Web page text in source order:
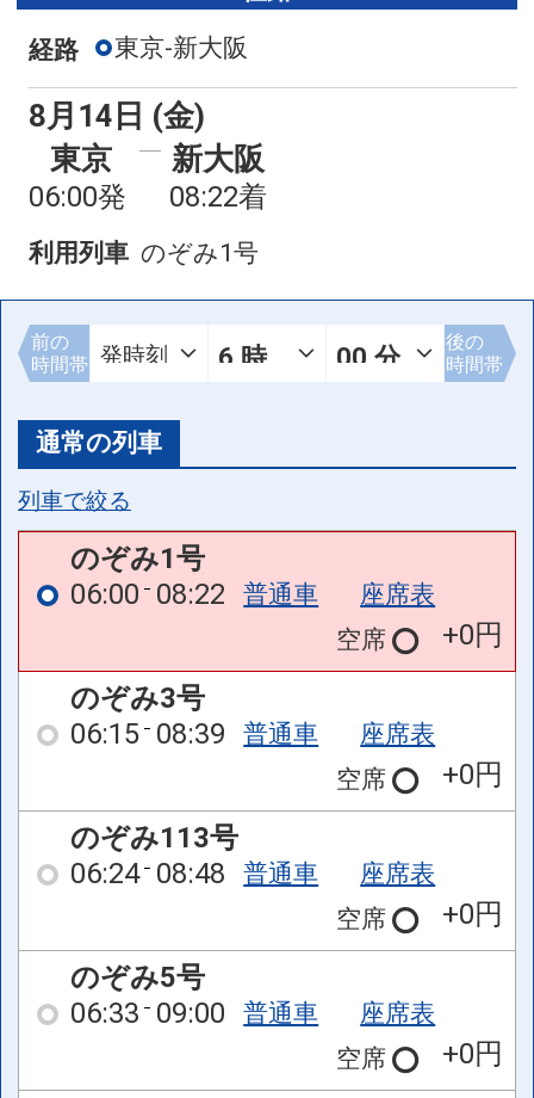
経路 東京-新大阪
8月14日 (金)
東京
06:00発
新大阪
08:22着
利用列車 のぞみ1号
前の
時間帯
後の
時間帯
通常の列車
列車で絞る
のぞみ1号
06:00 08:22 普通車
座席表
空席
+0円
のぞみ3号
06:15 08:39 普通車
座席表
空席
+0円
のぞみ113号
06:24 08:48 普通車
座席表
空席
+0円
のぞみ5号
06:33 09:00 普通車
座席表
空席
+0円